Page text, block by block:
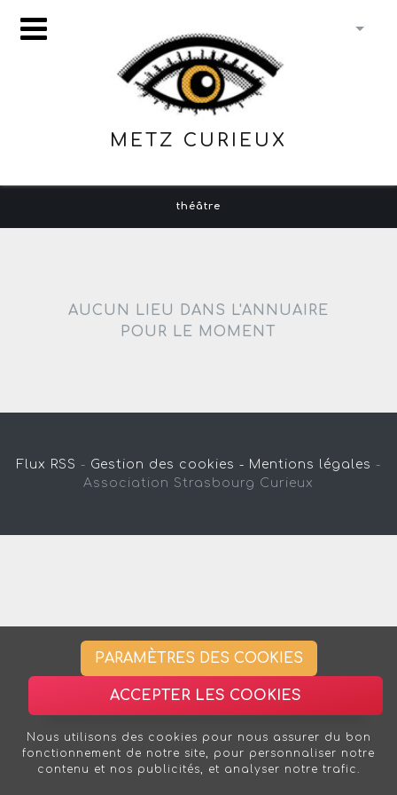
METZ CURIEUX
théâtre
AUCUN LIEU DANS L'ANNUAIRE
POUR LE MOMENT
Flux RSS - Gestion des cookies - Mentions légales -
Association Strasbourg Curieux
PARAMÈTRES DES COOKIES
ACCEPTER LES COOKIES
Nous utilisons des cookies pour nous assurer du bon
fonctionnement de notre site, pour personnaliser notre
contenu et nos publicités, et analyser notre trafic.